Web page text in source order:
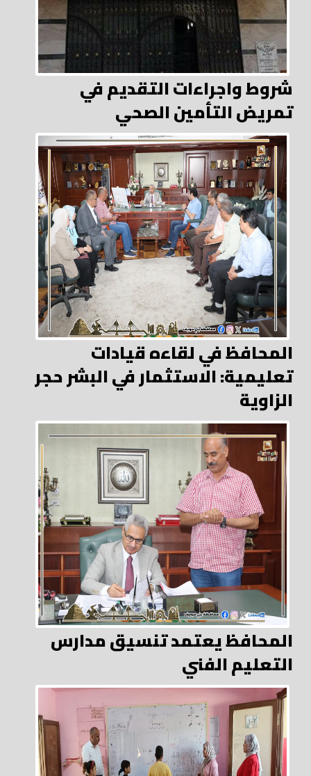
شروط واجراءات التقديم في
تمريض التأمين الصحي
المحافظ في لقاءه قيادات
تعليمية: الاستثمار في البشر حجر
الزاوية
المحافظ يعتمد تنسيق مدارس
التعليم الفني